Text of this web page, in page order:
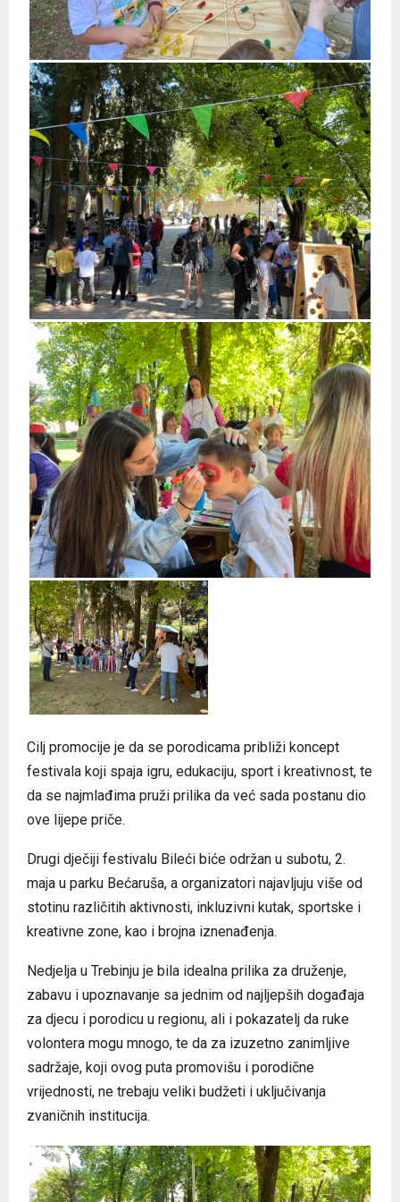
Cilj promocije je da se porodicama približi koncept
festivala koji spaja igru, edukaciju, sport i kreativnost, te
da se najmlađima pruži prilika da već sada postanu dio
ove lijepe priče.
Drugi dječiji festivalu Bileći biće održan u subotu, 2.
maja u parku Bećaruša, a organizatori najavljuju više od
stotinu različitih aktivnosti, inkluzivni kutak, sportske i
kreativne zone, kao i brojna iznenađenja.
Nedjelja u Trebinju je bila idealna prilika za druženje,
zabavu i upoznavanje sa jednim od najljepših događaja
za djecu i porodicu u regionu, ali i pokazatelj da ruke
volontera mogu mnogo, te da za izuzetno zanimljive
sadržaje, koji ovog puta promovišu i porodične
vrijednosti, ne trebaju veliki budžeti i uključivanja
zvaničnih institucija.